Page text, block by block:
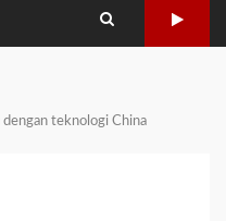
teknologi China